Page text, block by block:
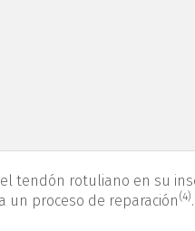
tendón rotuliano en su
un proceso de reparación (4).